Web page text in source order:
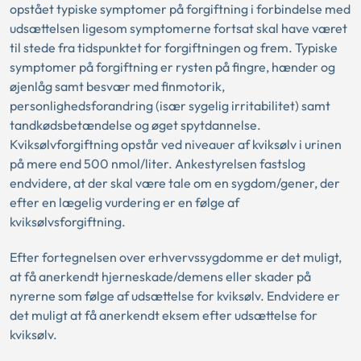
opstået typiske symptomer på forgiftning i forbindelse med
udsættelsen ligesom symptomerne fortsat skal have været
til stede fra tidspunktet for forgiftningen og frem. Typiske
symptomer på forgiftning er rysten på fingre, hænder og
øjenlåg samt besvær med finmotorik,
personlighedsforandring (især sygelig irritabilitet) samt
tandkødsbetændelse og øget spytdannelse.
Kviksølvforgiftning opstår ved niveauer af kviksølv i urinen
på mere end 500 nmol/liter. Ankestyrelsen fastslog
endvidere, at der skal være tale om en sygdom/gener, der
efter en lægelig vurdering er en følge af
kviksølvsforgiftning.
Efter fortegnelsen over erhvervssygdomme er det muligt,
at få anerkendt hjerneskade/demens eller skader på
nyrerne som følge af udsættelse for kviksølv. Endvidere er
det muligt at få anerkendt eksem efter udsættelse for
kviksølv.